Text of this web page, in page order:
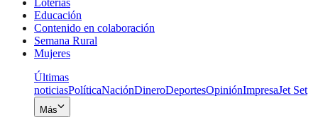
Educación
Contenido en colaboración
Semana Rural
Mujeres
Últimas
noticiasPolíticaNaciónDineroDeportesOpiniónImpresaJet Set
Más